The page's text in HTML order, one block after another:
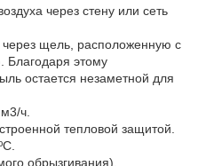
через стену или сеть
через щель, расположенную с
Благодаря этому
остается незаметной для
ч.
тепловой защитой.
обрызгивания).